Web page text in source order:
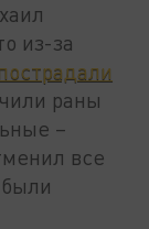
из-за
раны
–
все